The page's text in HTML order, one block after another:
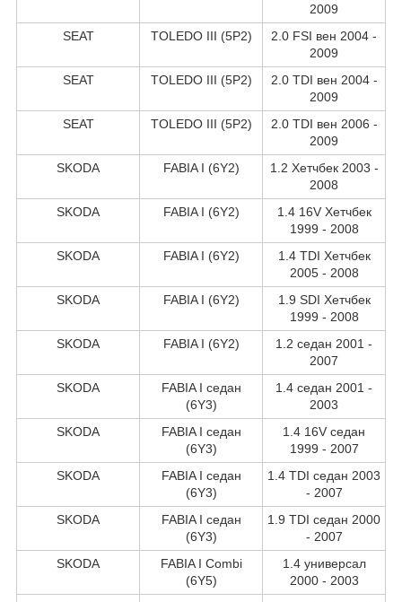
2009
SEAT
TOLEDO III (5P2)
2.0 FSI вен 2004 -
2009
SEAT
TOLEDO III (5P2)
2.0 TDI вен 2004 -
2009
SEAT
TOLEDO III (5P2)
2.0 TDI вен 2006 -
2009
SKODA
FABIA I (6Y2)
1.2 Хетчбек 2003 -
2008
SKODA
FABIA I (6Y2)
1.4 16V Хетчбек
1999 - 2008
SKODA
FABIA I (6Y2)
1.4 TDI Хетчбек
2005 - 2008
SKODA
FABIA I (6Y2)
1.9 SDI Хетчбек
1999 - 2008
SKODA
FABIA I (6Y2)
1.2 седан 2001 -
2007
SKODA
FABIA I седан
(6Y3)
1.4 седан 2001 -
2003
SKODA
FABIA I седан
(6Y3)
1.4 16V седан
1999 - 2007
SKODA
FABIA I седан
(6Y3)
1.4 TDI седан 2003
- 2007
SKODA
FABIA I седан
(6Y3)
1.9 TDI седан 2000
- 2007
SKODA
FABIA I Combi
(6Y5)
1.4 универсал
2000 - 2003